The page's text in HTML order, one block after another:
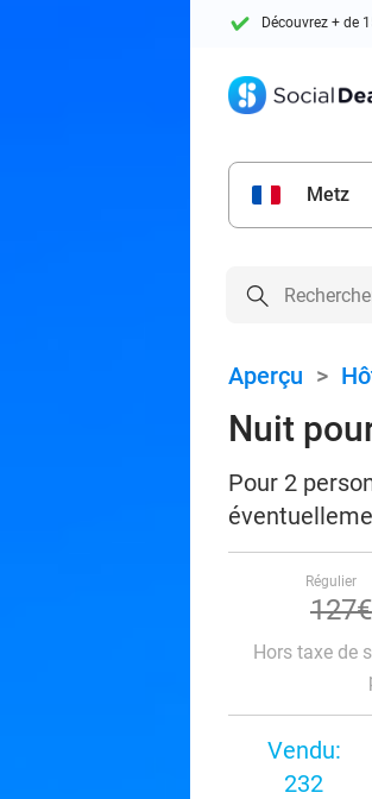
Découvrez + de
Metz
Aperçu >
Nuit
Pour 2
Régulier
127€
Hors taxe de
Vendu:
232